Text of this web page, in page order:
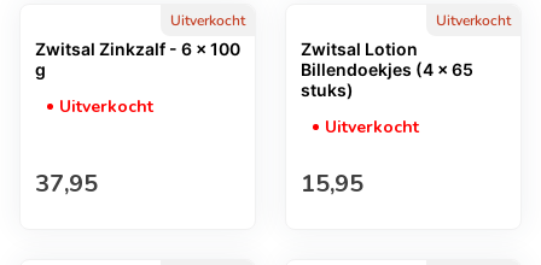
Uitverkocht
Zwitsal Zinkzalf - 6 x 100
g
Uitverkocht
Normale prijs
37,95
Uitverkocht
Zwitsal Lotion
Billendoekjes (4 x 65
stuks)
Uitverkocht
Normale prijs
15,95